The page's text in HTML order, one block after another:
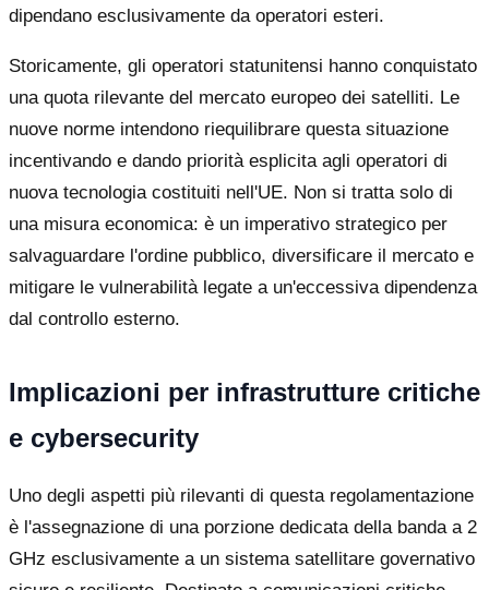
dipendano esclusivamente da operatori esteri.
Storicamente, gli operatori statunitensi hanno conquistato
una quota rilevante del mercato europeo dei satelliti. Le
nuove norme intendono riequilibrare questa situazione
incentivando e dando priorità esplicita agli operatori di
nuova tecnologia costituiti nell'UE. Non si tratta solo di
una misura economica: è un imperativo strategico per
salvaguardare l'ordine pubblico, diversificare il mercato e
mitigare le vulnerabilità legate a un'eccessiva dipendenza
dal controllo esterno.
Implicazioni per infrastrutture critiche
e cybersecurity
Uno degli aspetti più rilevanti di questa regolamentazione
è l'assegnazione di una porzione dedicata della banda a 2
GHz esclusivamente a un sistema satellitare governativo